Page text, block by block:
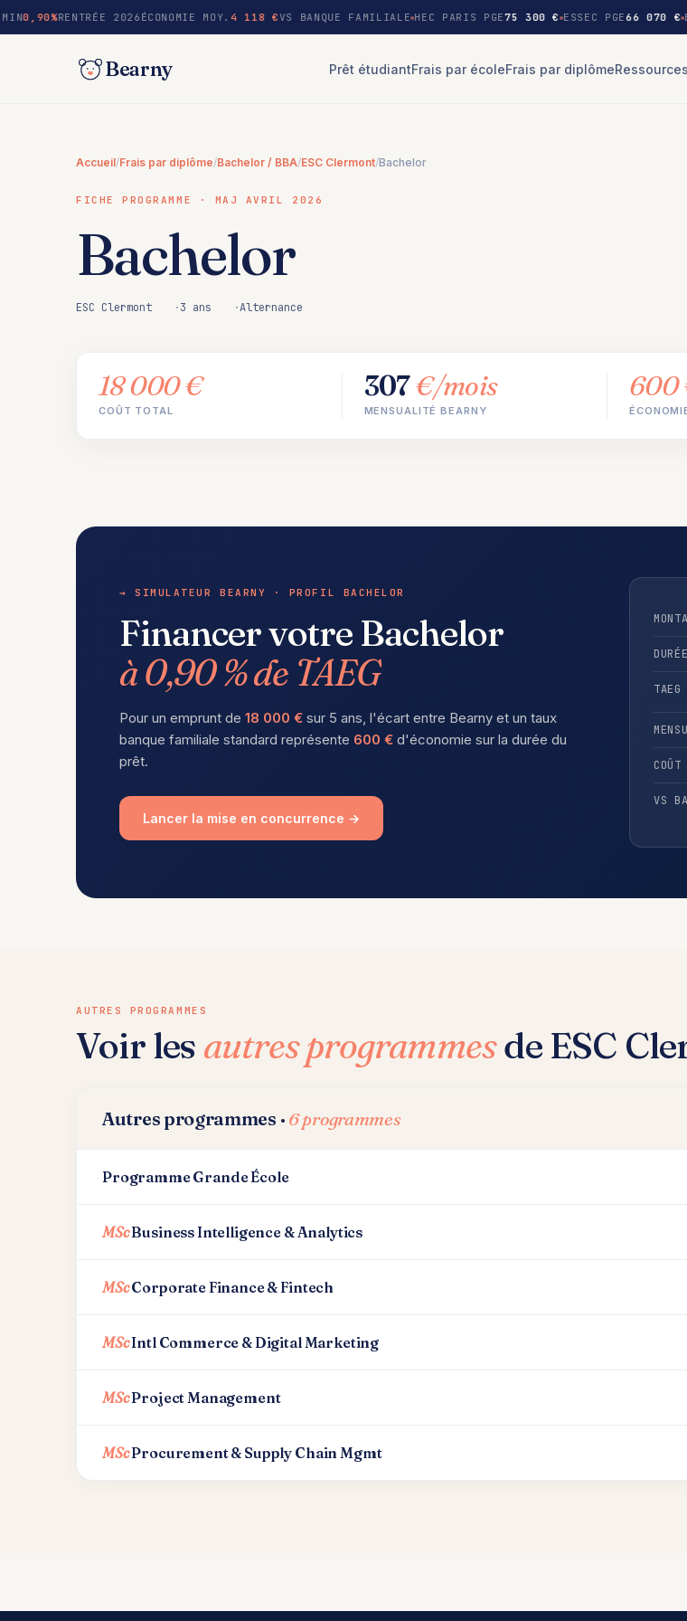
contenu
0,90%RENTRÉE 2026ÉCONOMIE MOY. 4 118 €VS BANQUE FAMILIALE HEC PARIS PGE75 300 € ESSEC PGE66 070 €
Bearny Prêt étudiantFrais par écoleFrais par diplômeRessources
Accueil/Frais par diplôme/Bachelor / BBA/ESC Clermont/Bachelor
FICHE PROGRAMME · MAJ AVRIL 2026
Bachelor
ESC Clermont 3 ans Alternance
18 000 €
COÛT TOTAL
307€/mois
MENSUALITÉ BEARNY
600
→ SIMULATEUR BEARNY · PROFIL BACHELOR
Financer votre Bachelor
à 0,90 % de TAEG
Pour un emprunt de 18 000 € sur 5 ans, l'écart entre Bearny et un taux
banque familiale standard représente 600 € d'économie sur la durée du
prêt.
Lancer la mise en concurrence →
DURÉE
TAEG
VS
AUTRES PROGRAMMES
Voir les autres programmesde ESC
Autres programmes · 6 programmes
Programme Grande École
MScBusiness Intelligence & Analytics
MScCorporate Finance & Fintech
MScIntl Commerce & Digital Marketing
MScProject Management
MScProcurement & Supply Chain Mgmt